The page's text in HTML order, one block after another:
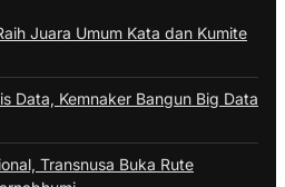
Juara Umum Kata dan Kumite
Data, Kemnaker Bangun Big Data
Transnusa Buka Rute